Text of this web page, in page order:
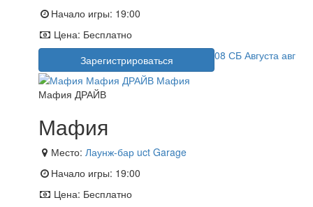
Начало игры: 19:00
Цена: Бесплатно
Зарегистрироваться
08 СБ Августа авг
Мафия ДРАЙВ
Мафия
Место: Лаунж-бар uct Garage
Начало игры: 19:00
Цена: Бесплатно